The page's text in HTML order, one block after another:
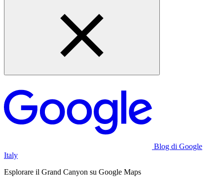
Blog di Google
Italy
Esplorare il Grand Canyon su Google Maps